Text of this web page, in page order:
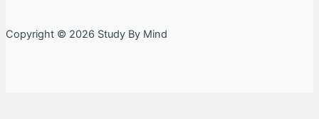
Copyright © 2026 Study By Mind